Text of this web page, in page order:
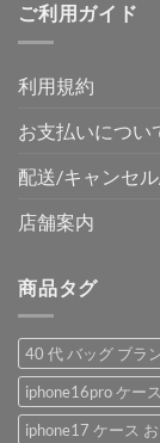
ご利用ガイド
利用規約
お支払いについ
配送/キャンセ
店舗案内
商品タグ
40 代 バッグ ブラ
iphone16pro ケー
iphone17 ケース